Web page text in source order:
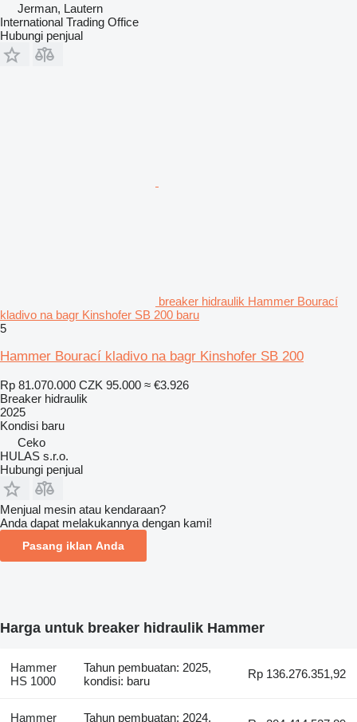
Jerman, Lautern
International Trading Office
Hubungi penjual
breaker hidraulik Hammer Bourací
kladivo na bagr Kinshofer SB 200 baru
5
Hammer Bourací kladivo na bagr Kinshofer SB 200
Rp 81.070.000 CZK 95.000 ≈ €3.926
Breaker hidraulik
2025
Kondisi baru
Ceko
HULAS s.r.o.
Hubungi penjual
Menjual mesin atau kendaraan?
Anda dapat melakukannya dengan kami!
Pasang iklan Anda
Harga untuk breaker hidraulik Hammer
Hammer
HS 1000
Tahun pembuatan: 2025,
kondisi: baru
Rp 136.276.351,92
Hammer Tahun pembuatan: 2024,